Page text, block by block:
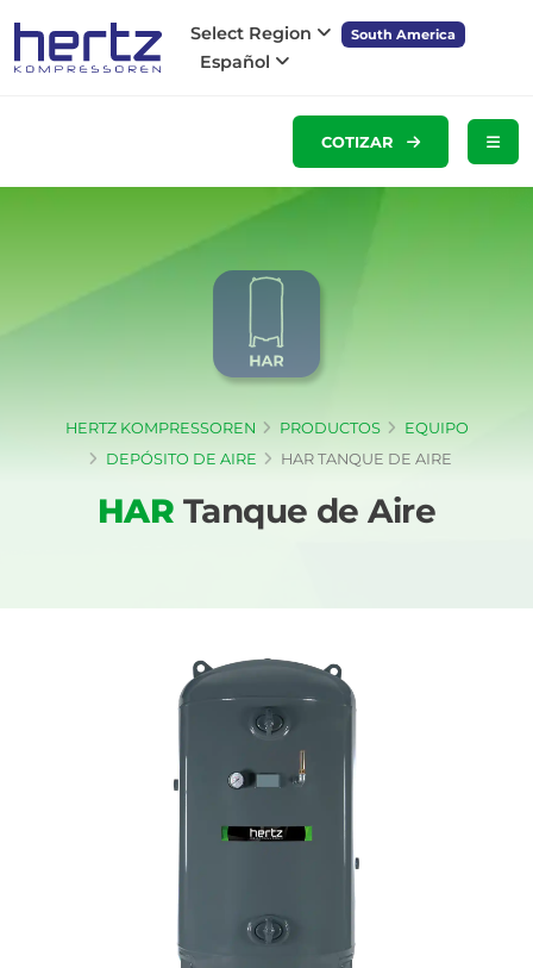
Select Region South America
Español
COTIZAR
HERTZ KOMPRESSOREN PRODUCTOS
EQUIPO
DEPÓSITO DE AIRE
HAR TANQUE DE AIRE
HAR Tanque de Aire